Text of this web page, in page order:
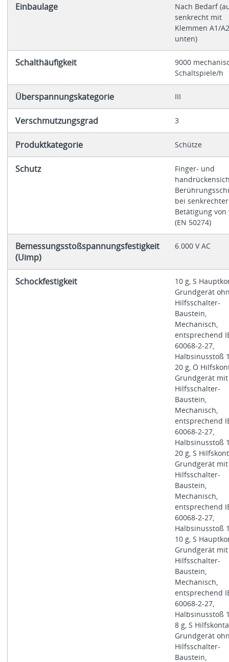
Einbaulage
Nach Bedarf
senkrecht mit
Klemmen A1/A2
unten)
Schalthäufigkeit
9000
Schaltspiele/h
Überspannungskategorie III
Verschmutzungsgrad 3
Produktkategorie Schütze
Schutz
Finger- und
bei senkrechter
Betätigung von
(EN 50274)
Bemessungsstoßspannungsfestigkeit
(Uimp)
6.000 V AC
Schockfestigkeit
10 g, S
Grundgerät
Hilfsschalter-
Baustein,
Mechanisch,
entsprechend
60068-2-27,
Halbsinusstoß
20 g, Ö
Grundgerät mit
Hilfsschalter-
Baustein,
Mechanisch,
entsprechend
60068-2-27,
Halbsinusstoß
20 g, S
Grundgerät mit
Hilfsschalter-
Baustein,
Mechanisch,
entsprechend
60068-2-27,
Halbsinusstoß
10 g, S
Grundgerät mit
Hilfsschalter-
Baustein,
Mechanisch,
entsprechend
60068-2-27,
Halbsinusstoß
8 g, S
Grundgerät
Hilfsschalter-
Baustein,